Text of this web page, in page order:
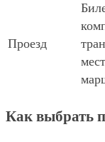
Проезд
Как выбрать